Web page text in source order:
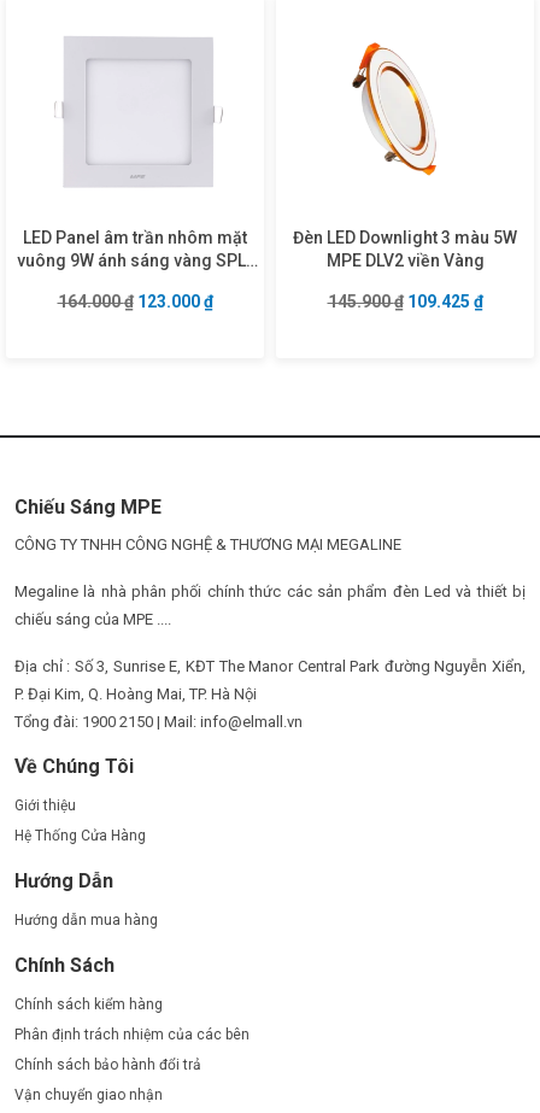
LED Panel âm trần nhôm mặt
vuông 9W ánh sáng vàng SPL-
164.000₫ Giá gốc là: 164.000 ₫.
123.000₫Giá hiện tại là: 123.000 ₫.
Đèn LED Downlight 3 màu 5W
MPE DLV2 viền Vàng
145.900₫ Giá gốc là:
109.425 ₫Giá
Chiếu Sáng MPE
CÔNG TY TNHH CÔNG NGHỆ & THƯƠNG MẠI MEGALINE
Megaline là nhà phân phối chính thức các sản phẩm đèn Led và thiết bị
chiếu sáng của MPE ....
Địa chỉ : Số 3, Sunrise E, KĐT The Manor Central Park đường Nguyễn Xiển,
P. Đại Kim, Q. Hoàng Mai, TP. Hà Nội
Tổng đài: 1900 2150 | Mail: info@elmall.vn
Về Chúng Tôi
Giới thiệu
Hệ Thống Cửa Hàng
Hướng Dẫn
Hướng dẫn mua hàng
Chính Sách
Chính sách kiểm hàng
Phân định trách nhiệm của các bên
Chính sách bảo hành đổi trả
Vận chuyển giao nhận